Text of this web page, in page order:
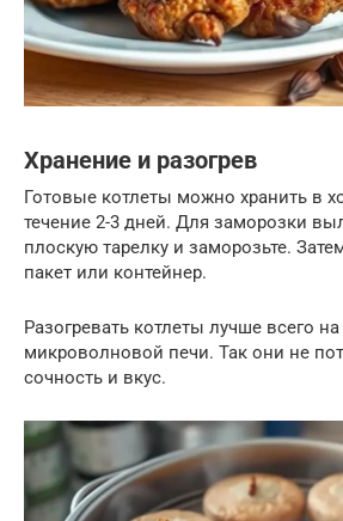
Хранение и разогрев
Готовые котлеты можно хранить в
течение 2-3 дней. Для заморозки
плоскую тарелку и заморозьте.
пакет или контейнер.
Разогревать котлеты лучше всего
микроволновой печи. Так они не
сочность и вкус.